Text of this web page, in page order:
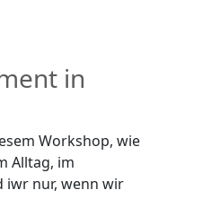
in
Workshop, wie
Alltag, im
iwr nur, wenn wir